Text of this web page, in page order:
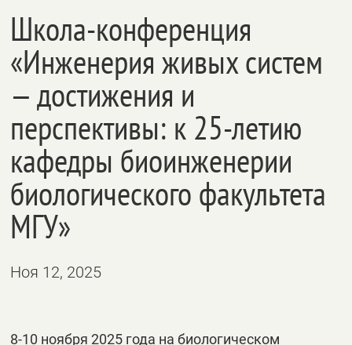
Школа-конференция
«Инженерия живых систем
— достижения и
перспективы: к 25-летию
кафедры биоинженерии
биологического факультета
МГУ»
Ноя 12, 2025
8-10 ноября 2025 года на биологическом